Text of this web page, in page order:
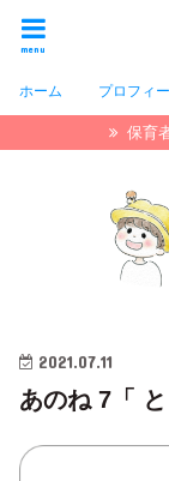
menu
ホーム プロフィ
保育
2021.07.11
あのね 7「